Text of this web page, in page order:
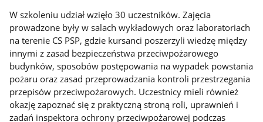
W szkoleniu udział wzięło 30 uczestników. Zajęcia
prowadzone były w salach wykładowych oraz laboratoriach
na terenie CS PSP, gdzie kursanci poszerzyli wiedzę między
innymi z zasad bezpieczeństwa przeciwpożarowego
budynków, sposobów postępowania na wypadek powstania
pożaru oraz zasad przeprowadzania kontroli przestrzegania
przepisów przeciwpożarowych. Uczestnicy mieli również
okazję zapoznać się z praktyczną stroną roli, uprawnień i
zadań inspektora ochrony przeciwpożarowej podczas